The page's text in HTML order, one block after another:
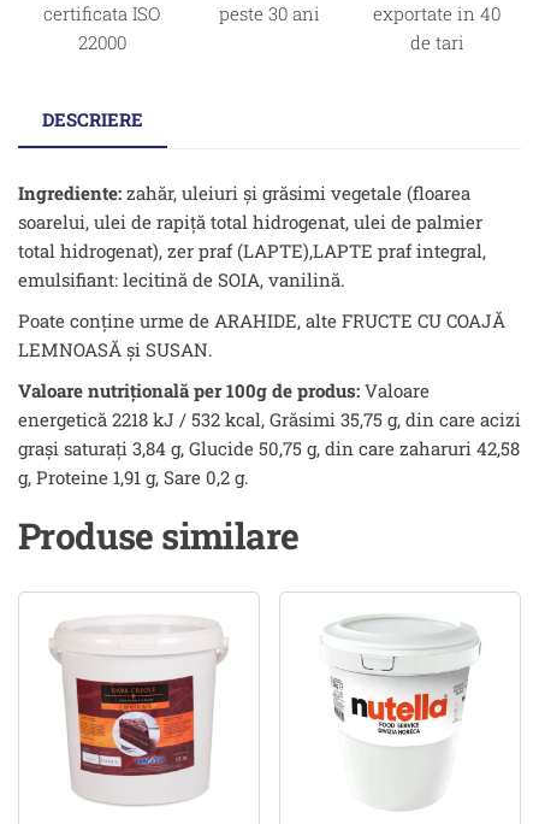
certificata ISO
22000
peste 30 ani
exportate in 40
de tari
DESCRIERE
Ingrediente: zahăr, uleiuri și grăsimi vegetale (floarea
soarelui, ulei de rapiță total hidrogenat, ulei de palmier
total hidrogenat), zer praf (LAPTE),LAPTE praf integral,
emulsifiant: lecitină de SOIA, vanilină.
Poate conține urme de ARAHIDE, alte FRUCTE CU COAJĂ
LEMNOASĂ şi SUSAN.
Valoare nutrițională per 100g de produs: Valoare
energetică 2218 kJ / 532 kcal, Grăsimi 35,75 g, din care acizi
grași saturați 3,84 g, Glucide 50,75 g, din care zaharuri 42,58
g, Proteine 1,91 g, Sare 0,2 g.
Produse similare